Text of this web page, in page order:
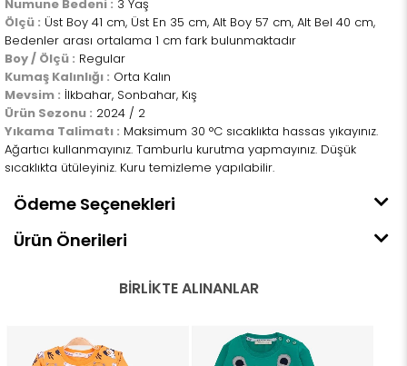
Numune Bedeni : 3 Yaş
Ölçü : Üst Boy 41 cm, Üst En 35 cm, Alt Boy 57 cm, Alt Bel 40 cm,
Bedenler arası ortalama 1 cm fark bulunmaktadır
Boy / Ölçü : Regular
Kumaş Kalınlığı : Orta Kalın
Mevsim : İlkbahar, Sonbahar, Kış
Ürün Sezonu : 2024 / 2
Yıkama Talimatı : Maksimum 30 °C sıcaklıkta hassas yıkayınız.
Ağartıcı kullanmayınız. Tamburlu kurutma yapmayınız. Düşük
sıcaklıkta ütüleyiniz. Kuru temizleme yapılabilir.
Ödeme Seçenekleri
Ürün Önerileri